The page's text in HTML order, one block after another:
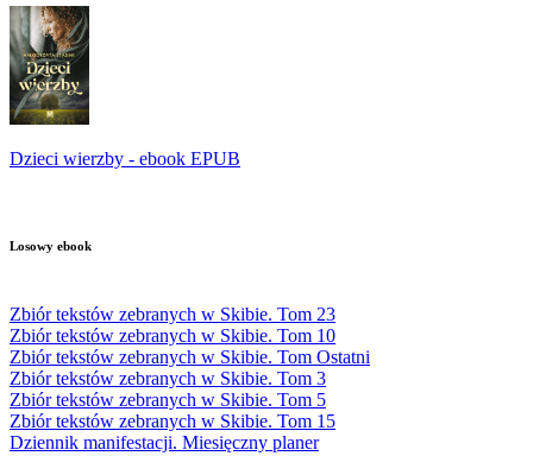
Dzieci wierzby - ebook EPUB
Losowy ebook
Zbiór tekstów zebranych w Skibie. Tom 23
Zbiór tekstów zebranych w Skibie. Tom 10
Zbiór tekstów zebranych w Skibie. Tom Ostatni
Zbiór tekstów zebranych w Skibie. Tom 3
Zbiór tekstów zebranych w Skibie. Tom 5
Zbiór tekstów zebranych w Skibie. Tom 15
Dziennik manifestacji. Miesięczny planer